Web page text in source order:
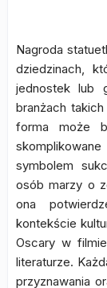
Nagroda
dziedzinach,
jednostek lub
branżach
forma może
symbolem
osób marzy o
ona
kontekście
Oscary w
literaturze.
przyznawania